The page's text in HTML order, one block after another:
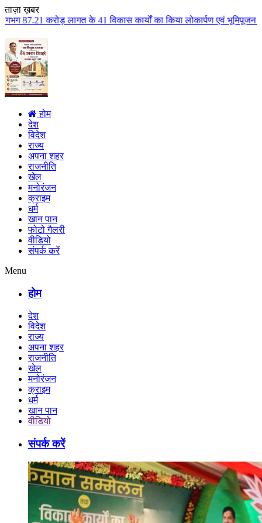
ताज़ा ख़बर
विकास कार्यों का किया लोकार्पण एवं भूमिपूजन कुलैथ क्षेत्र के विकास
होम
देश
विदेश
राज्य
अपना शहर
राजनीति
खेल
मनोरंजन
क्राइम
धर्म
खान पान
फोटो गैलरी
वीडियो
संपर्क करें
Menu
होम
देश
विदेश
राज्य
अपना शहर
राजनीति
खेल
मनोरंजन
क्राइम
धर्म
खान पान
वीडियो
संपर्क करें